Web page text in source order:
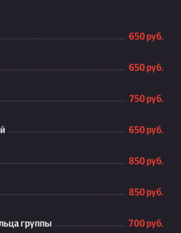
650 руб.
650 руб.
750 руб.
650 руб.
850 руб.
850 руб.
группы 700 руб.